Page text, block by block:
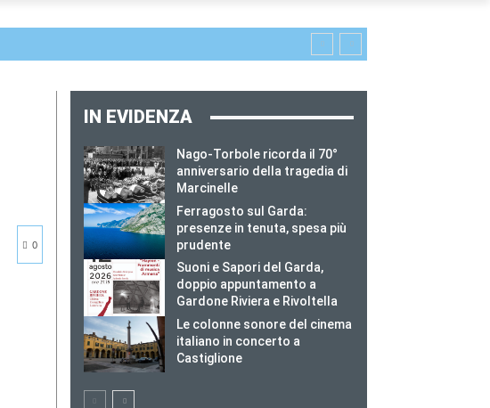
0
IN EVIDENZA
Nago-Torbole ricorda il 70°
anniversario della tragedia di
Marcinelle
Ferragosto sul Garda:
presenze in tenuta, spesa più
prudente
Suoni e Sapori del Garda,
doppio appuntamento a
Gardone Riviera e Rivoltella
Le colonne sonore del cinema
italiano in concerto a
Castiglione